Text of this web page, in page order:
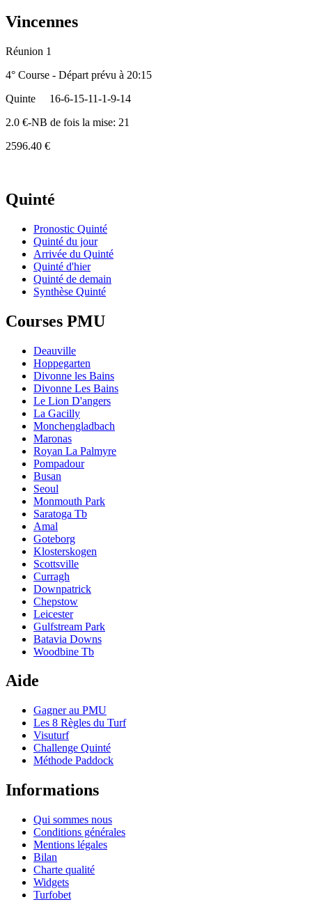
Vincennes
Réunion 1
4° Course - Départ prévu à 20:15
Quinte
16-6-15-11-1-9-14
2.0 €-NB de fois la mise: 21
2596.40 €
Quinté
Pronostic Quinté
Quinté du jour
Arrivée du Quinté
Quinté d'hier
Quinté de demain
Synthèse Quinté
Courses PMU
Deauville
Hoppegarten
Divonne les Bains
Divonne Les Bains
Le Lion D'angers
La Gacilly
Monchengladbach
Maronas
Royan La Palmyre
Pompadour
Busan
Seoul
Monmouth Park
Saratoga Tb
Amal
Goteborg
Klosterskogen
Scottsville
Curragh
Downpatrick
Chepstow
Leicester
Gulfstream Park
Batavia Downs
Woodbine Tb
Aide
Gagner au PMU
Les 8 Règles du Turf
Visuturf
Challenge Quinté
Méthode Paddock
Informations
Qui sommes nous
Conditions générales
Mentions légales
Bilan
Charte qualité
Widgets
Turfobet